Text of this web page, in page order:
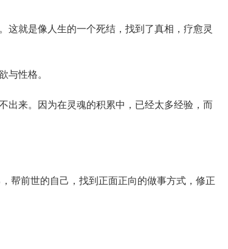
这就是像人生的一个死结，找到了真相，疗愈灵
与性格。
出来。因为在灵魂的积累中，已经太多经验，而
帮前世的自己，找到正面正向的做事方式，修正